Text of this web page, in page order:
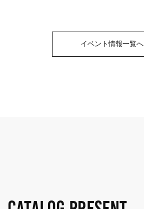
イベント情報一覧へ